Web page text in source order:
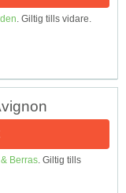
. Giltig tills vidare.
Berras. Giltig tills